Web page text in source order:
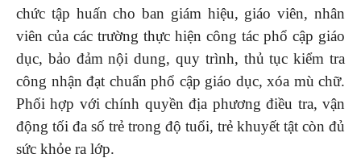
chức tập huấn cho ban giám hiệu, giáo viên, nhân
viên của các trường thực hiện công tác phổ cập giáo
dục, bảo đảm nội dung, quy trình, thủ tục kiểm tra
công nhận đạt chuẩn phổ cập giáo dục, xóa mù chữ.
Phối hợp với chính quyền địa phương điều tra, vận
động tối đa số trẻ trong độ tuổi, trẻ khuyết tật còn đủ
sức khỏe ra lớp.